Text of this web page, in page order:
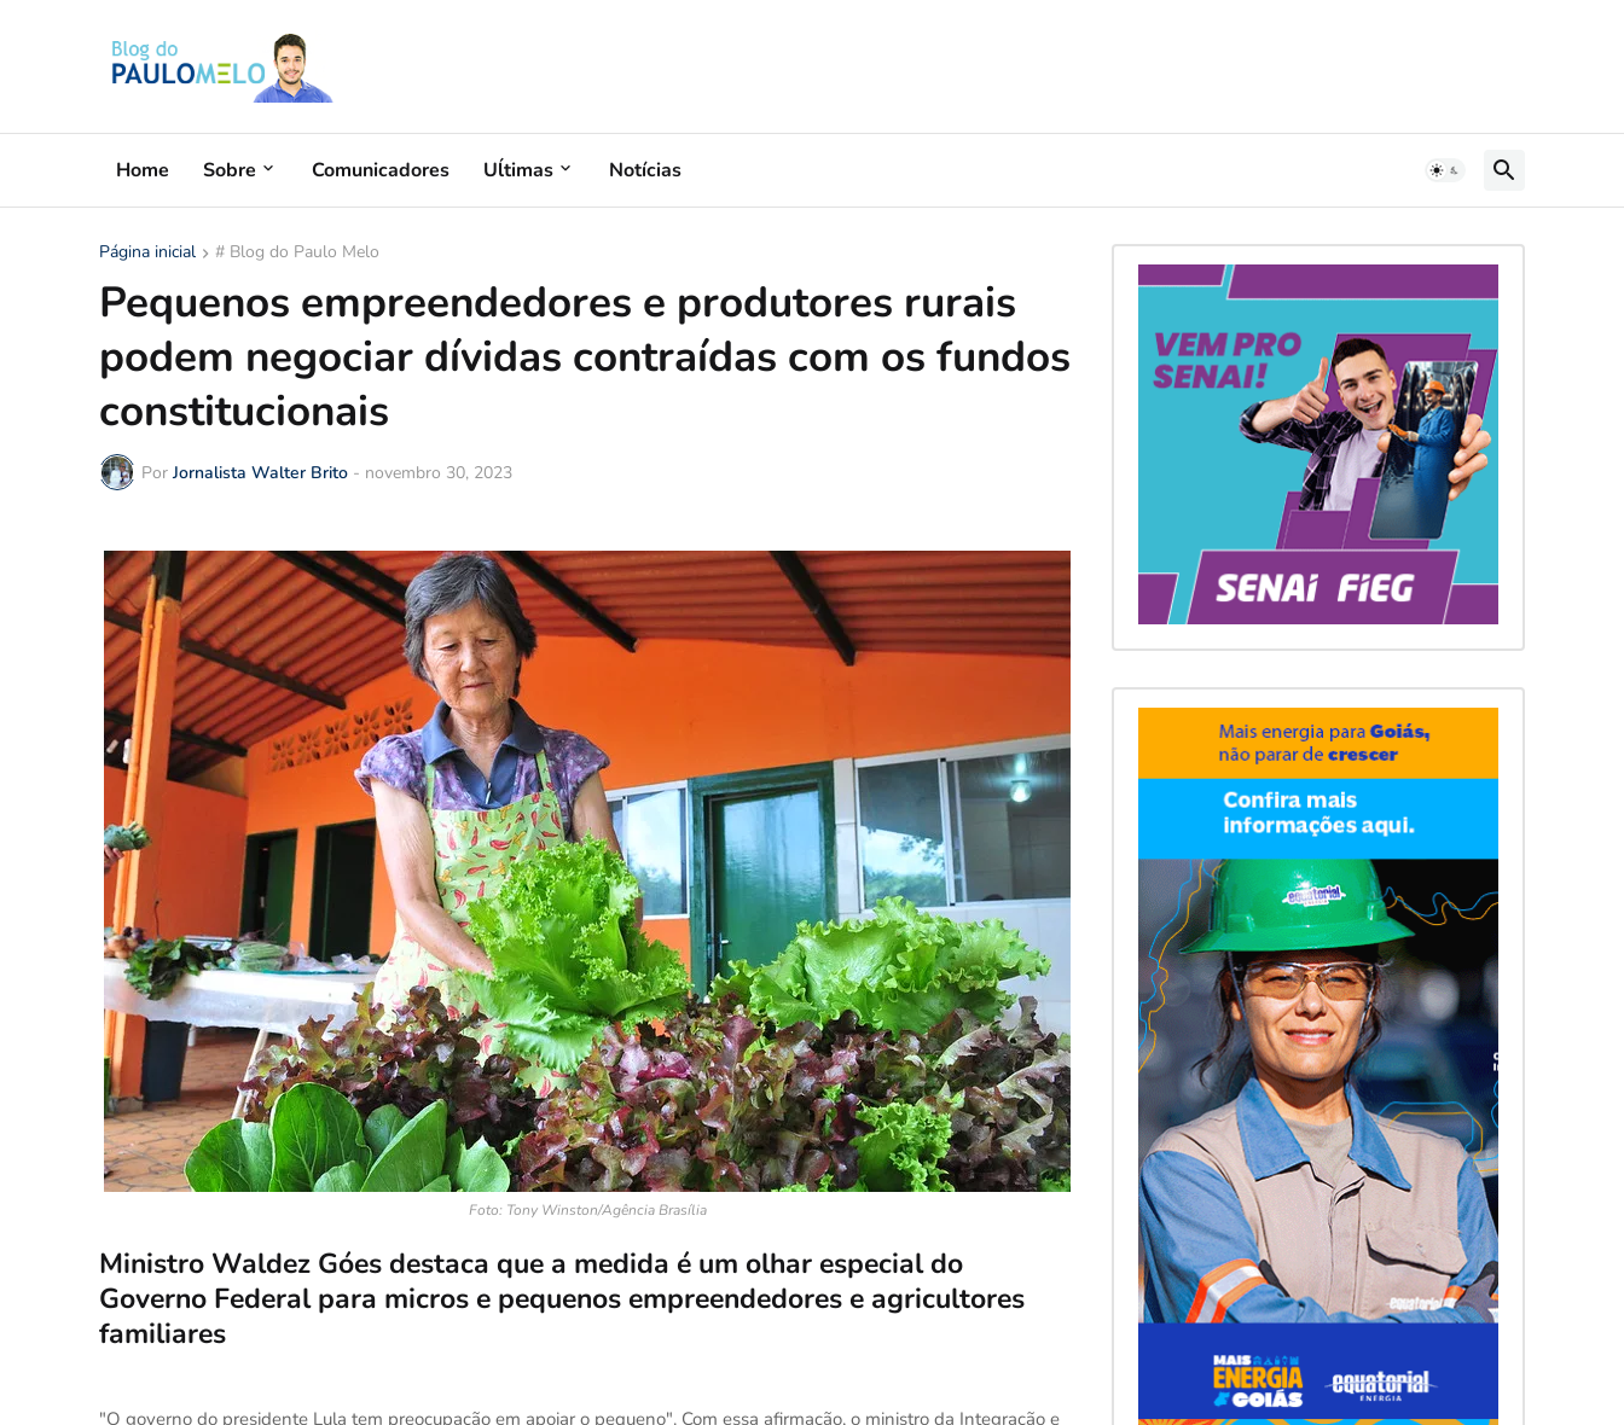
Home Sobre Comunicadores Uĺtimas Notícias
Página inicial # Blog do Paulo Melo
Pequenos empreendedores e produtores rurais
podem negociar dívidas contraídas com os fundos
constitucionais
Por Jornalista Walter Brito - novembro 30, 2023
Foto: Tony Winston/Agência Brasília
Ministro Waldez Góes destaca que a medida é um olhar especial do
Governo Federal para micros e pequenos empreendedores e agricultores
familiares
"O governo do presidente Lula tem preocupação em apoiar o pequeno". Com essa afirmação, o ministro da Integração e